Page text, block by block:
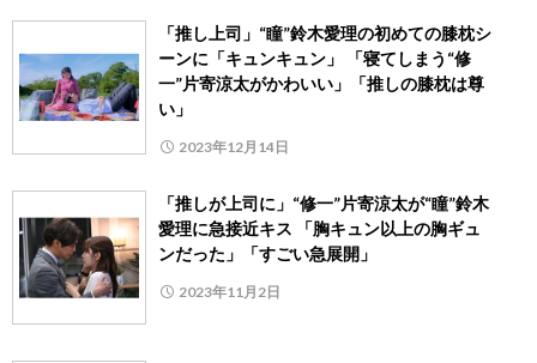
「推し上司」“瞳”鈴木愛理の初めての膝枕シ
ーンに「キュンキュン」 「寝てしまう“修
一”片寄涼太がかわいい」「推しの膝枕は尊
い」
2023年12月14日
「推しが上司に」“修一”片寄涼太が“瞳”鈴木
愛理に急接近キス 「胸キュン以上の胸ギュ
ンだった」「すごい急展開」
2023年11月2日